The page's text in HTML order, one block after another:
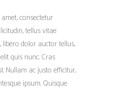
consectetur
tellus vitae
dolor auctor tellus,
quis nunc. Cras
Nullam ac justo efficitur,
ipsum. Quisque